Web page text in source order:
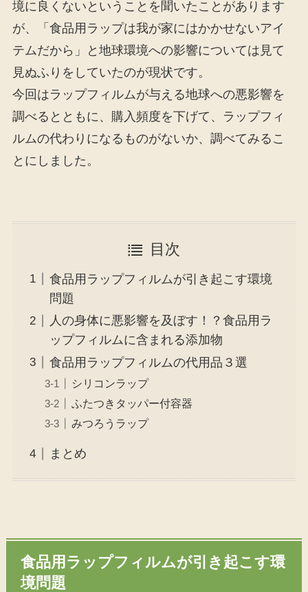
境に良くないということを聞いたことがあります
が、「食品用ラップは我が家にはかかせないアイ
テムだから」と地球環境への影響については見て
見ぬふりをしていたのが現状です。
今回はラップフィルムが与える地球への悪影響を
調べるとともに、購入頻度を下げて、ラップフィ
ルムの代わりになるものがないか、調べてみるこ
とにしました。
目次
食品用ラップフィルムが引き起こす環境
問題
人の身体に悪影響を及ぼす！？食品用ラ
ップフィルムに含まれる添加物
食品用ラップフィルムの代用品３選
シリコンラップ
ふたつきタッパー付容器
みつろうラップ
まとめ
食品用ラップフィルムが引き起こす環
境問題